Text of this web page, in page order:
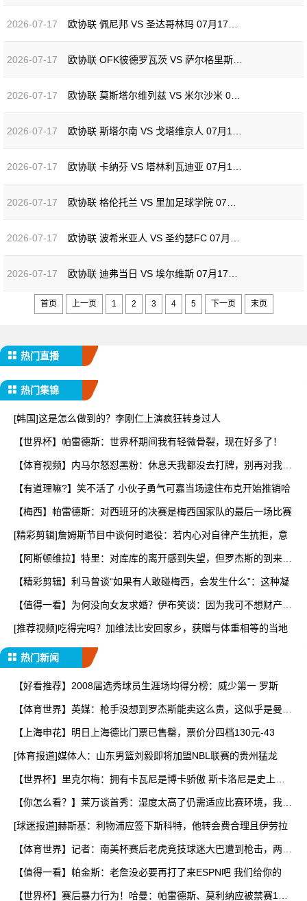
2026-07-17
2026-07-17
2026-07-17
2026-07-17
2026-07-17
2026-07-17
2026-07-17
2026-07-17
首页 上一页 1 2 3 4 5 下一页 末页
热门直播
热门集锦
[韩国]这是怎么做到的？李刚仁上演疯狂转身过人
【世界杯】帕雷德斯：世界杯期间我有轻微骨裂，现在好多了！
【体育视频】内马尔怒怼黑粉：休息天我都没去打牌，别再对我指
【有道理嘛?】笑不活了 小伙子勇气可嘉当场逮住布克开始推销哈
【梅西】帕雷德斯：对西班牙的决赛是梅西国家队的最后一场比赛
[精彩剪辑]詹姆斯节目中谈何时退役：若内心对自律产生抗拒，意
【阿斯顿维拉】特里：对库库的离开感到失望，但罗杰斯的到来又
【精彩剪辑】利马曾谈“如果有人敢碰梅西，会发生什么”：这种凝
【值得一看】为何没向女友求婚？伊布笑谈：因为我可不想财产被
[推荐视频]吃得完吗？加维法比安回家乡，获赠与体重相等的当地
热门新闻
【好看推荐】2008届选秀球员生涯场均得分榜：威少第一 罗斯
【体育世界】英媒：枪手没想到罗杰斯能卖这么贵，这似乎是曼城
【上海申花】明日上海德比门票已售罄，票价分四档130元-43
[体育报道]媒体人：山东男篮刘毅即将加盟NBL联赛的贵州猛龙
【世界杯】里克尔梅：拥有卡瓦尼是博卡骄傲 斯卡洛尼是史上最
【你怎么看？】莱万谈首秀：湿度太高了仍需适应比赛环境，我还
[球迷报道]赫斯基：利物浦应签下斯科特，他转会费合理且伊劳拉
【体育世界】记者：南美杯赛后老虎竞技球迷大巴遭到枪击，两人
【值得一看】帕金斯：老詹没必要再打了来ESPN吧 我们给你的
【世界杯】赛后暴力行为！哈曼：帕雷德斯、莫利纳应被禁赛1